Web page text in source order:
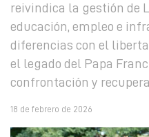
reivindica la gestión de
educación, empleo e
diferencias con el
el legado del Papa
confrontación y
18 de febrero de 2026